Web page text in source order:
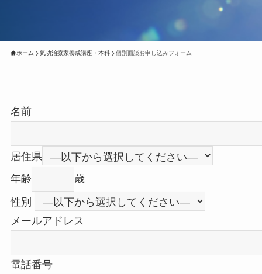
ホーム 気功治療家養成講座・本科 個別面談お申し込みフォーム
名前
居住県
年齢
歳
性別
メールアドレス
電話番号